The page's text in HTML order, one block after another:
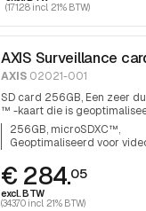
(171.28 incl. 21% BTW)
AXIS Surveillance
AXIS 02021-001
SD card 256GB, Een zeer
™ -kaart die is
videobewaking.
256GB, microSDXC™
Geoptimaliseerd voor
€ 284.05
excl. BTW
(343.70 incl. 21% BTW)